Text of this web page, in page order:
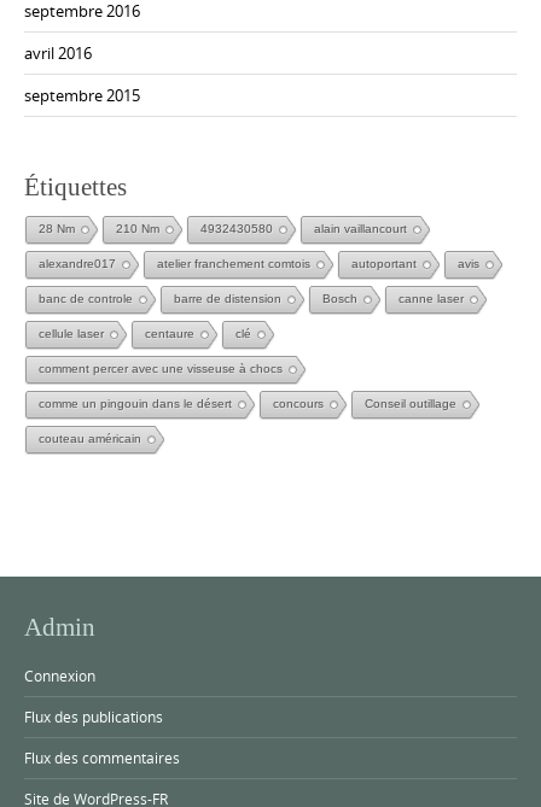
septembre 2016
avril 2016
septembre 2015
Étiquettes
28 Nm 210 Nm 4932430580 alain vaillancourt
alexandre017 atelier franchement comtois autoportant avis
banc de controle barre de distension Bosch canne laser
cellule laser centaure clé
comment percer avec une visseuse à chocs
comme un pingouin dans le désert concours Conseil outillage
couteau américain
Admin
Connexion
Flux des publications
Flux des commentaires
Site de WordPress-FR